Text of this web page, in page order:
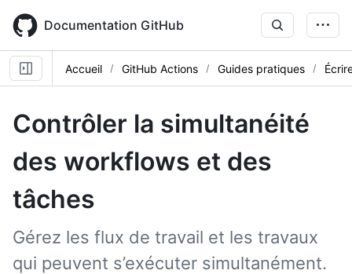
main
content
Documentation GitHub
Accueil GitHub Actions Guides pratiques
Contrôler la simultanéité
des workflows et des
tâches
Gérez les flux de travail et les travaux
qui peuvent s’exécuter simultanément.